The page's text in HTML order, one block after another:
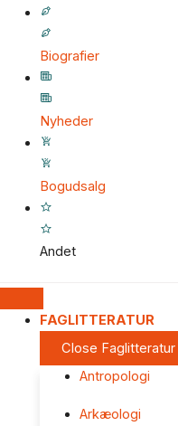
Biografier
Nyheder
Bogudsalg
Andet
FAGLITTERATUR
Close Faglitteratur
Antropologi
Arkæologi